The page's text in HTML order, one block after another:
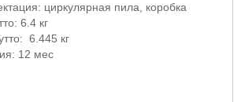
циркулярная пила, коробка
6.4 кг
6.445 кг
12 мес